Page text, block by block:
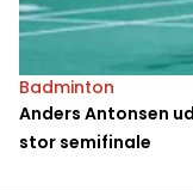
Badminton
Anders Antonsen
stor semifinale